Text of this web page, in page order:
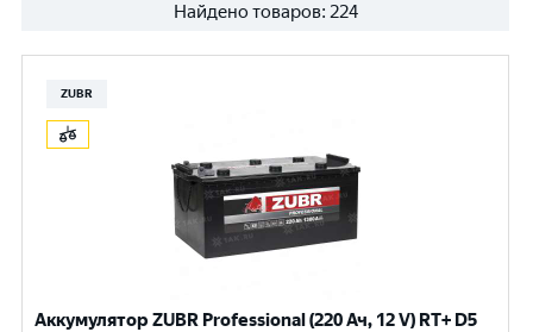
Найдено товаров: 224
ZUBR
Аккумулятор ZUBR Professional (220 Ач, 12 V) RT+ D5